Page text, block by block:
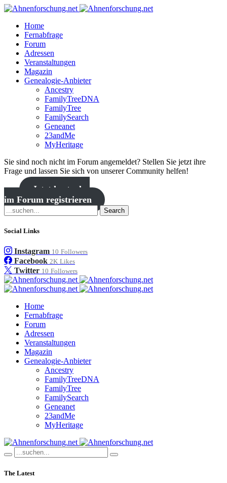
Home
Fernabfrage
Forum
Adressen
Veranstaltungen
Magazin
Genealogie-Anbieter
Ancestry
FamilyTreeDNA
FamilyTree
FamilySearch
Geneanet
23andMe
MyHeritage
Sie sind noch nicht im Forum angemeldet? Stellen Sie jetzt ihre
Frage und lassen Sie sich von unserer Community helfen!
Jetzt kostenlos
im Forum registrieren
Search
Social Links
Instagram 10 Followers
Facebook 2K Likes
Twitter 10 Followers
Home
Fernabfrage
Forum
Adressen
Veranstaltungen
Magazin
Genealogie-Anbieter
Ancestry
FamilyTreeDNA
FamilyTree
FamilySearch
Geneanet
23andMe
MyHeritage
The Latest